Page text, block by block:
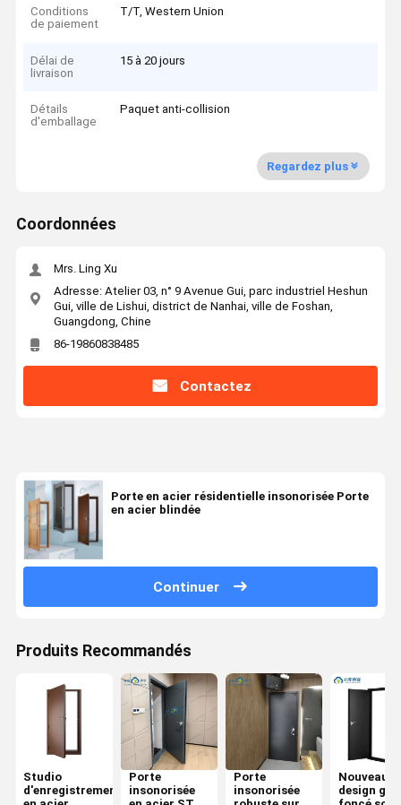
Conditions
de paiement
T/T, Western Union
Délai de
livraison
15 à 20 jours
Détails
d'emballage
Paquet anti-collision
Regardez plus
Coordonnées
Mrs. Ling Xu
Adresse: Atelier 03, n° 9 Avenue Gui, parc industriel Heshun
Gui, ville de Lishui, district de Nanhai, ville de Foshan,
Guangdong, Chine
86-19860838485
Contactez
Porte en acier résidentielle insonorisée Porte
en acier blindée
Continuer
Produits Recommandés
Studio
d'enregistrement
Porte
insonorisée
Porte
insonorisée
Nouveau
design gris